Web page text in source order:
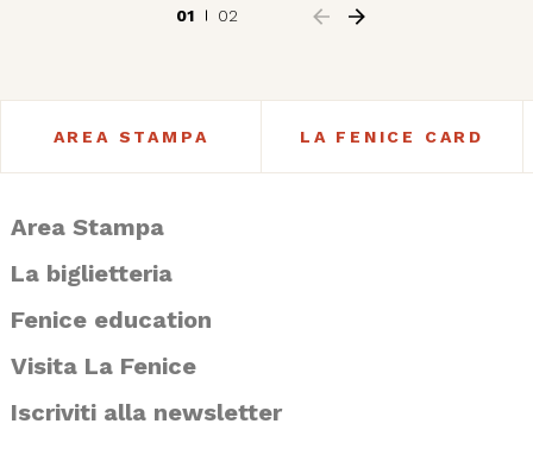
01 02
AREA STAMPA LA FENICE CARD
Area Stampa
La biglietteria
Fenice education
Visita La Fenice
Iscriviti alla newsletter